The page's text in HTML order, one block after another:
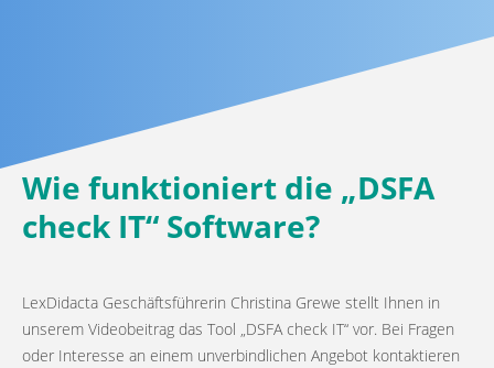
Wie funktioniert die „DSFA
check IT“ Software?
LexDidacta Geschäftsführerin Christina Grewe stellt Ihnen in
unserem Videobeitrag das Tool „DSFA check IT“ vor. Bei Fragen
oder Interesse an einem unverbindlichen Angebot kontaktieren